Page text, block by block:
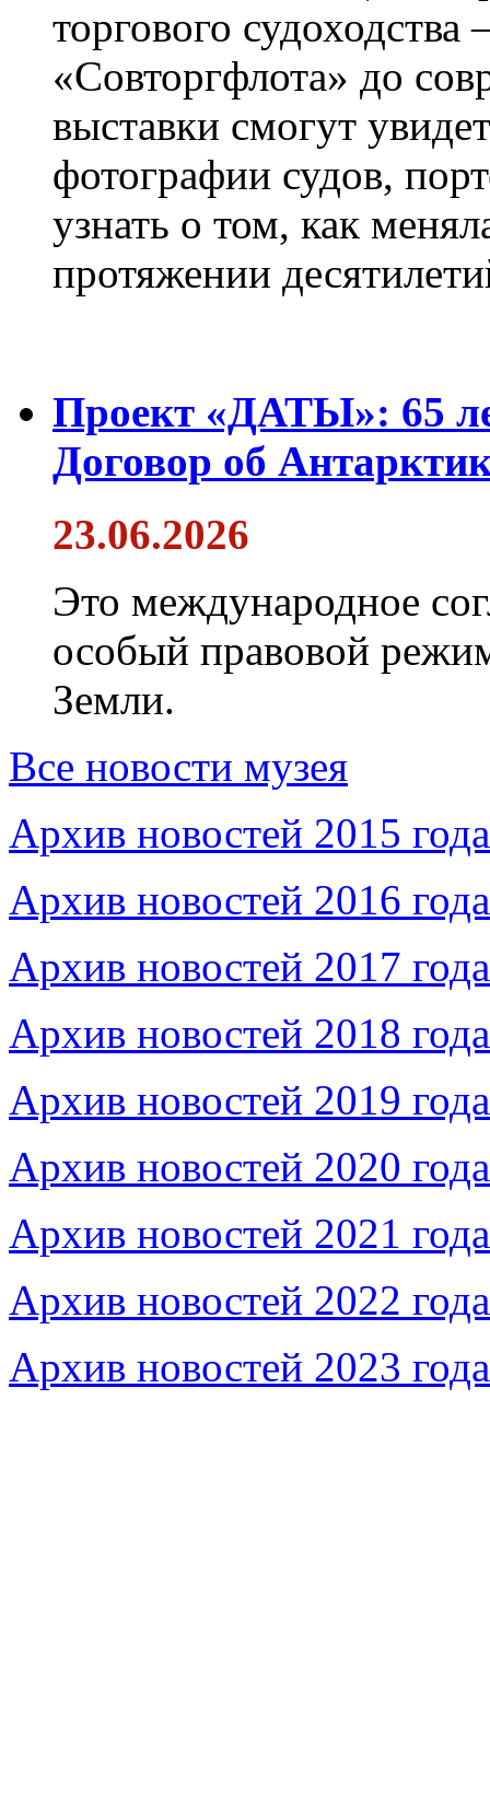
торгового
«Совторгфлота» до
выставки смогут
фотографии судов,
узнать о том, как
протяжении
Проект «ДАТЫ»: 65
Договор об
23.06.2026
Это международное
особый правовой
Земли.
Все новости музея
Архив новостей 2015 года
Архив новостей 2016 года
Архив новостей 2017 года
Архив новостей 2018 года
Архив новостей 2019 года
Архив новостей 2020 года
Архив новостей 2021 года
Архив новостей 2022 года
Архив новостей 2023 года